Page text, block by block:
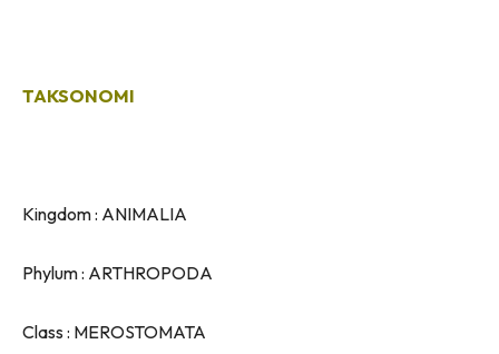
TAKSONOMI
Kingdom : ANIMALIA
Phylum : ARTHROPODA
Class : MEROSTOMATA